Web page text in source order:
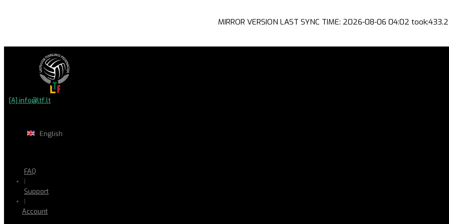
MIRROR VERSION LAST SYNC TIME: 2026-08-06 04:02
[A] info@ltf.lt
English
FAQ
|
Support
|
Account